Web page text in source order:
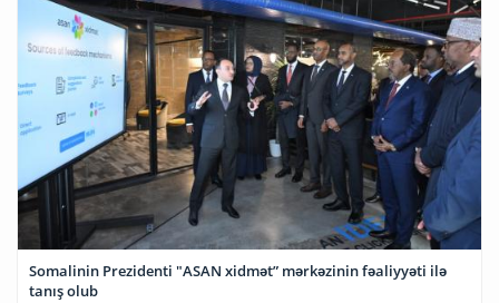
Somalinin Prezidenti "ASAN xidmət” mərkəzinin fəaliyyəti ilə
tanış olub